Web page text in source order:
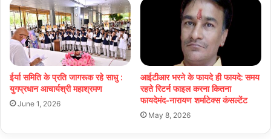
ईर्या समिति के प्रति जागरूक रहे साधु :
युगप्रधान आचार्यश्री महाश्रमण
June 1, 2026
आईटीआर भरने के फायदे ही फायदे: समय
रहते रिटर्न फाइल करना कितना
फायदेमंद-नारायण शर्माटेक्स कंसल्टेंट
May 8, 2026